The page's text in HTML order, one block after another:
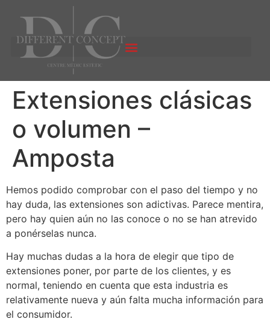
Extensiones clásicas
o volumen –
Amposta
Hemos podido comprobar con el paso del tiempo y no
hay duda, las extensiones son adictivas. Parece mentira,
pero hay quien aún no las conoce o no se han atrevido
a ponérselas nunca.
Hay muchas dudas a la hora de elegir que tipo de
extensiones poner, por parte de los clientes, y es
normal, teniendo en cuenta que esta industria es
relativamente nueva y aún falta mucha información para
el consumidor.